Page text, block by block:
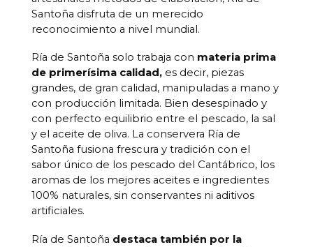
Santoña disfruta de un merecido
reconocimiento a nivel mundial.
Ría de Santoña solo trabaja con materia prima
de primerísima calidad, es decir, piezas
grandes, de gran calidad, manipuladas a mano y
con producción limitada. Bien desespinado y
con perfecto equilibrio entre el pescado, la sal
y el aceite de oliva. La conservera Ría de
Santoña fusiona frescura y tradición con el
sabor único de los pescado del Cantábrico, los
aromas de los mejores aceites e ingredientes
100% naturales, sin conservantes ni aditivos
artificiales.
Ría de Santoña destaca también por la